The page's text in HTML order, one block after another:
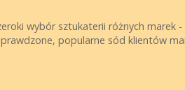
wybór sztukaterii różnych
popularne sód klientów